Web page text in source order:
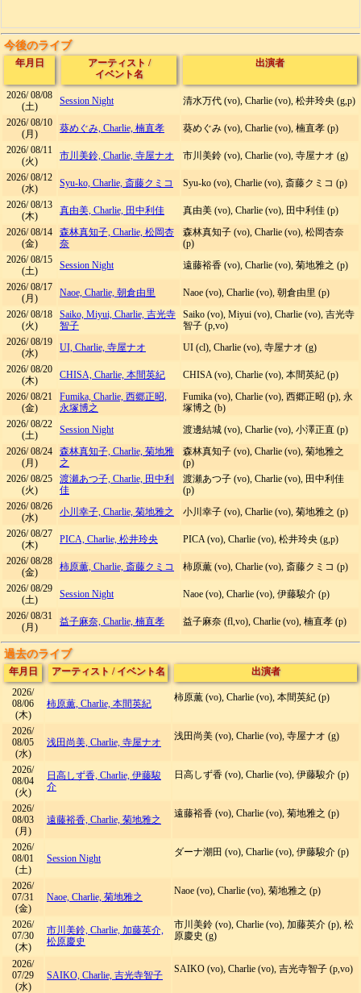
今後のライブ
年月日 アーティスト /
イベント名
出演者
2026/08/08
(土)
Session Night
清水万代 (vo), Charlie (vo), 松井玲央 (g,p)
2026/08/10
(月)
葵めぐみ, Charlie, 楠直孝
葵めぐみ (vo), Charlie (vo), 楠直孝 (p)
2026/08/11
(火)
市川美鈴, Charlie, 寺屋ナオ
市川美鈴 (vo), Charlie (vo), 寺屋ナオ (g)
2026/08/12
(水)
Syu-ko, Charlie, 斎藤クミコ
Syu-ko (vo), Charlie (vo), 斎藤クミコ (p)
2026/08/13
(木)
真由美, Charlie, 田中利佳
真由美 (vo), Charlie (vo), 田中利佳 (p)
2026/08/14
(金)
森林真知子, Charlie, 松岡杏
奈
森林真知子 (vo), Charlie (vo), 松岡杏奈
(p)
2026/08/15
(土)
Session Night
遠藤裕香 (vo), Charlie (vo), 菊地雅之 (p)
2026/08/17
(月)
Naoe, Charlie, 朝倉由里
Naoe (vo), Charlie (vo), 朝倉由里 (p)
2026/08/18
(火)
Saiko, Miyui, Charlie, 吉光寺
智子
Saiko (vo), Miyui (vo), Charlie (vo), 吉光寺
智子 (p,vo)
2026/08/19
(水)
UI, Charlie, 寺屋ナオ
UI (cl), Charlie (vo), 寺屋ナオ (g)
2026/08/20
(木)
CHISA, Charlie, 本間英紀
CHISA (vo), Charlie (vo), 本間英紀 (p)
2026/08/21
(金)
Fumika, Charlie, 西郷正昭,
永塚博之
Fumika (vo), Charlie (vo), 西郷正昭 (p), 永
塚博之 (b)
2026/08/22
(土)
Session Night
渡邊結城 (vo), Charlie (vo), 小澤正直 (p)
2026/08/24
(月)
森林真知子, Charlie, 菊地雅
之
森林真知子 (vo), Charlie (vo), 菊地雅之
(p)
2026/08/25
(火)
渡瀬あつ子, Charlie, 田中利
佳
渡瀬あつ子 (vo), Charlie (vo), 田中利佳
(p)
2026/08/26
(水)
小川幸子, Charlie, 菊地雅之
小川幸子 (vo), Charlie (vo), 菊地雅之 (p)
2026/08/27
(木)
PICA, Charlie, 松井玲央
PICA (vo), Charlie (vo), 松井玲央 (g,p)
2026/08/28
(金)
柿原薫, Charlie, 斎藤クミコ
柿原薫 (vo), Charlie (vo), 斎藤クミコ (p)
2026/08/29
(土)
Session Night
Naoe (vo), Charlie (vo), 伊藤駿介 (p)
2026/08/31
(月)
益子麻奈, Charlie, 楠直孝 益子麻奈 (fl,vo), Charlie (vo), 楠直孝 (p)
過去のライブ
年月日 アーティスト / イベント名
出演者
2026/
08/06
(木)
柿原薫, Charlie, 本間英紀
柿原薫 (vo), Charlie (vo), 本間英紀 (p)
2026/
08/05
(水)
浅田尚美, Charlie, 寺屋ナオ
浅田尚美 (vo), Charlie (vo), 寺屋ナオ (g)
2026/
08/04
(火)
日高しず香, Charlie, 伊藤駿
介
日高しず香 (vo), Charlie (vo), 伊藤駿介 (p)
2026/
08/03
(月)
遠藤裕香, Charlie, 菊地雅之
遠藤裕香 (vo), Charlie (vo), 菊地雅之 (p)
2026/
08/01
(土)
Session Night
ダーナ潮田 (vo), Charlie (vo), 伊藤駿介 (p)
2026/
07/31
(金)
Naoe, Charlie, 菊地雅之
Naoe (vo), Charlie (vo), 菊地雅之 (p)
2026/
07/30
(木)
市川美鈴, Charlie, 加藤英介,
松原慶史
市川美鈴 (vo), Charlie (vo), 加藤英介 (p), 松
原慶史 (g)
2026/
07/29
(水)
SAIKO, Charlie, 吉光寺智子
SAIKO (vo), Charlie (vo), 吉光寺智子 (p,vo)